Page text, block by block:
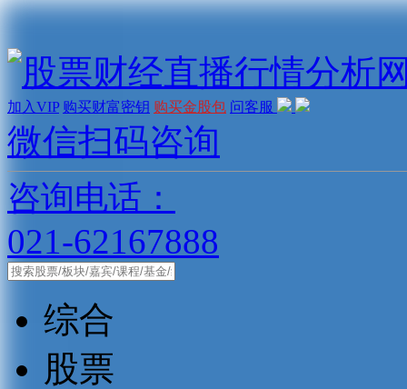
加入VIP 购买财富密钥 购买金股包 问客服
微信扫码咨询
咨询电话：
021-62167888
综合
股票